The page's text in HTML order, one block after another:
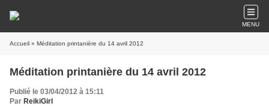
MENU
Accueil » Méditation printanière du 14 avril 2012
Méditation printanière du 14 avril 2012
Publié le 03/04/2012 à 15:11
Par ReikiGirl